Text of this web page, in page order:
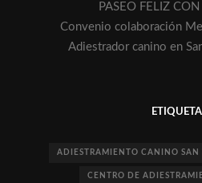
PASEO FELIZ
Convenio colaboración
Adiestrador canino en
ADIESTRAMIENTO CANINO SAN
CENTRO DE